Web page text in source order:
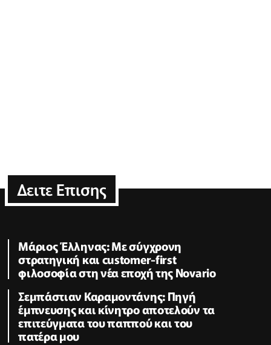
Δειτε Επισης
Μάριος Έλληνας: Με σύγχρονη
στρατηγική και customer-first
φιλοσοφία στη νέα εποχή της Novario
Σεμπάστιαν Καραμοντάνης: Πηγή
έμπνευσης και κίνητρο αποτελούν τα
επιτεύγματα του παππού και του
πατέρα μου